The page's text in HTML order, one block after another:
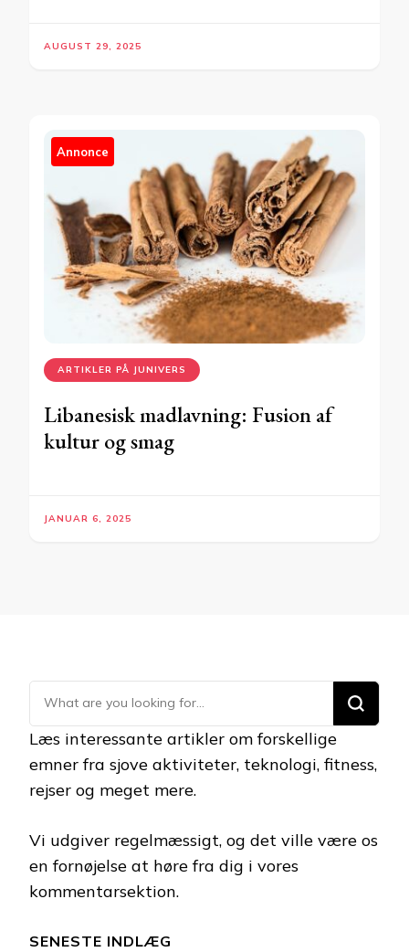
AUGUST 29, 2025
Annonce
ARTIKLER PÅ JUNIVERS
Libanesisk madlavning: Fusion af
kultur og smag
JANUAR 6, 2025
Looking
for
Something?
Læs interessante artikler om forskellige
emner fra sjove aktiviteter, teknologi, fitness,
rejser og meget mere.
Vi udgiver regelmæssigt, og det ville være os
en fornøjelse at høre fra dig i vores
kommentarsektion.
SENESTE INDLÆG